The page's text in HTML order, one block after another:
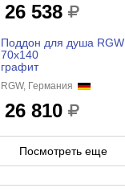
26 538
Поддон для душа
70x140
графит
RGW, Германия
26 810
Посмотреть еще